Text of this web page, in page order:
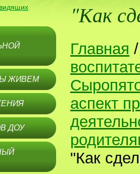
ЖИВЕМ
ДОУ
"Как
Главная
аспект
"Как